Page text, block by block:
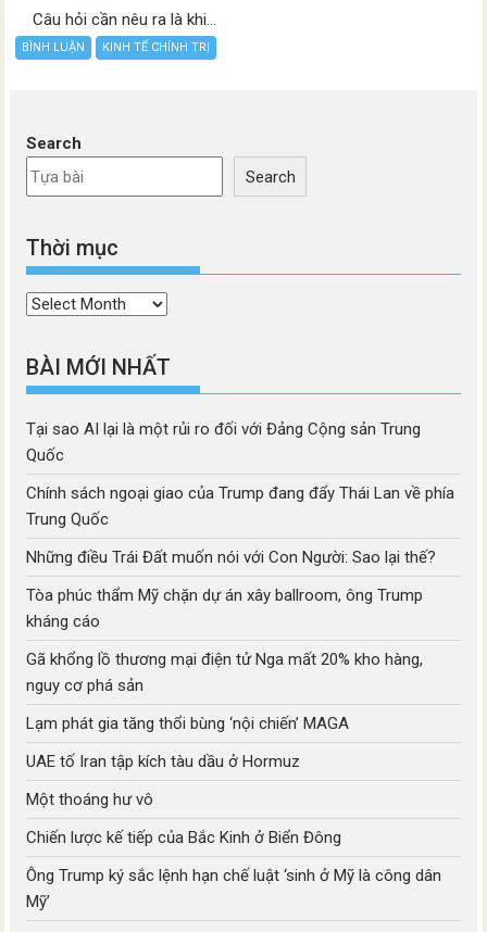
Câu hỏi cần nêu ra là khi...
BÌNH LUẬN KINH TẾ CHÍNH TRỊ
Search
Search
Thời mục
Thời
BÀI MỚI NHẤT
Tại sao AI lại là một rủi ro đối với Đảng Cộng sản Trung
Quốc
Chính sách ngoại giao của Trump đang đẩy Thái Lan về phía
Trung Quốc
Những điều Trái Đất muốn nói với Con Người: Sao lại thế?
Tòa phúc thẩm Mỹ chặn dự án xây ballroom, ông Trump
kháng cáo
Gã khổng lồ thương mại điện tử Nga mất 20% kho hàng,
nguy cơ phá sản
Lạm phát gia tăng thổi bùng ‘nội chiến’ MAGA
UAE tố Iran tập kích tàu dầu ở Hormuz
Một thoáng hư vô
Chiến lược kế tiếp của Bắc Kinh ở Biển Đông
Ông Trump ký sắc lệnh hạn chế luật ‘sinh ở Mỹ là công dân
Mỹ’